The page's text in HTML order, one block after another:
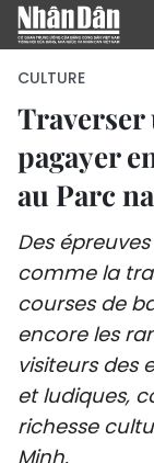
CULTURE
Traverser
pagayer
au Parc
Des
comme la
courses de
encore les
visiteurs des
et ludiques,
richesse
Minh.